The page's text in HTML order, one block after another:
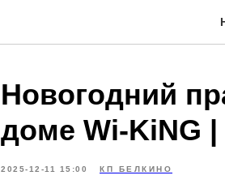
Новогодний
доме Wi-KiNG |
2025-12-11 15:00 КП БЕЛКИНО